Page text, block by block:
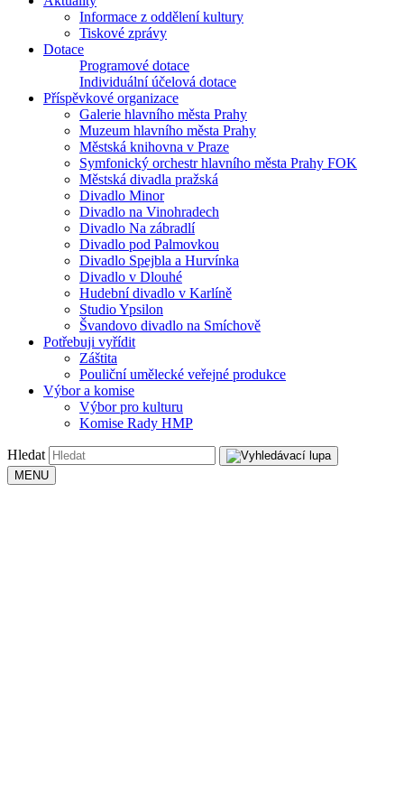
Informace z oddělení kultury
Tiskové zprávy
Dotace
Programové dotace
Individuální účelová dotace
Příspěvkové organizace
Galerie hlavního města Prahy
Muzeum hlavního města Prahy
Městská knihovna v Praze
Symfonický orchestr hlavního města Prahy FOK
Městská divadla pražská
Divadlo Minor
Divadlo na Vinohradech
Divadlo Na zábradlí
Divadlo pod Palmovkou
Divadlo Spejbla a Hurvínka
Divadlo v Dlouhé
Hudební divadlo v Karlíně
Studio Ypsilon
Švandovo divadlo na Smíchově
Potřebuji vyřídit
Záštita
Pouliční umělecké veřejné produkce
Výbor a komise
Výbor pro kulturu
Komise Rady HMP
Hledat
MENU